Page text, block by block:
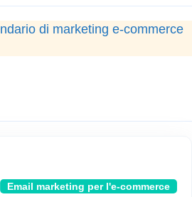
di marketing e-commerce
Email marketing per l'e-commerce